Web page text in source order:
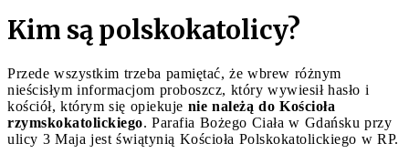
Kim są polskokatolicy?
Przede wszystkim trzeba pamiętać, że wbrew różnym
nieścisłym informacjom proboszcz, który wywiesił hasło i
kościół, którym się opiekuje nie należą do Kościoła
rzymskokatolickiego. Parafia Bożego Ciała w Gdańsku przy
ulicy 3 Maja jest świątynią Kościoła Polskokatolickiego w RP.